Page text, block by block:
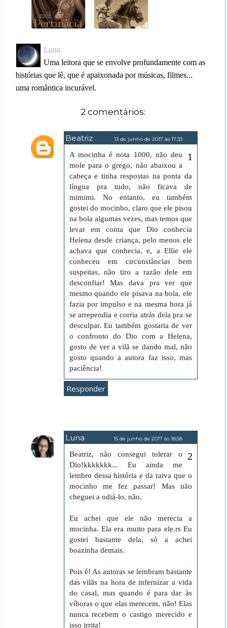
Luna
Uma leitora que se envolve profundamente com as
histórias que lê, que é apaixonada por músicas, filmes...
uma romântica incurável.
2 comentários:
Beatriz 13 de junho de 2017 às 17:33
A mocinha é nota 1000, não deu
mole para o grego, não abaixou a
cabeça e tinha respostas na ponta da
língua pra tudo, não ficava de
mimimi. No entanto, eu também
gostei do mocinho, claro que ele pisou
na bola algumas vezes, mas temos que
levar em conta que Dio conhecia
Helena desde criança, pelo menos ele
achava que conhecia, e, a Ellie ele
conheceu em circunstâncias bem
suspeitas, não tiro a razão dele em
desconfiar! Mas dava pra ver que
mesmo quando ele pisava na bola, ele
fazia por impulso e na mesma hora já
se arrependia e corria atrás dela pra se
desculpar. Eu também gostaria de ver
o confronto do Dio com a Helena,
gosto de ver a vilã se dando mal, não
gosto quando a autora faz isso, mas
paciência!
Responder
Luna 15 de junho de 2017 às 18:58
Beatriz, não consegui tolerar o
Dio!kkkkkkk... Eu ainda me
lembro dessa história e da raiva que o
mocinho me fez passar! Mas não
cheguei a odiá-lo, não.
Eu achei que ele não merecia a
mocinha. Ela era muito para ele.rs Eu
gostei bastante dela, só a achei
boazinha demais.
Pois é! As autoras se lembram bastante
das vilãs na hora de infernizar a vida
do casal, mas quando é para dar às
víboras o que elas merecem, não! Elas
nunca recebem o castigo merecido e
isso irrita!